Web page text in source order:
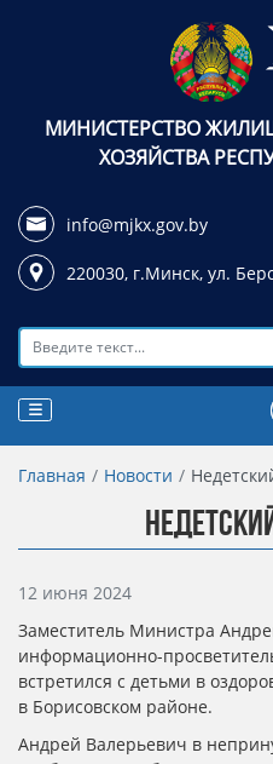
МИНИСТЕРСТВО
ХОЗЯЙСТВА
info@mjkx.gov.by
220030, г.Минск, ул.
Поиск
Главная Новости
Информация о материале
12 июня 2024
Заместитель Министра
информационно-
встретился с детьми в
в Борисовском районе.
Андрей Валерьевич в